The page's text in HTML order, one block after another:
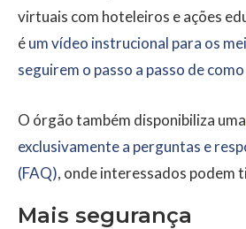
virtuais com hoteleiros e ações
éum vídeo instrucional para os
seguirem o passo a passo de
O órgão também disponibiliza uma
exclusivamente a perguntas e
(FAQ), onde interessados podem
Mais segurança